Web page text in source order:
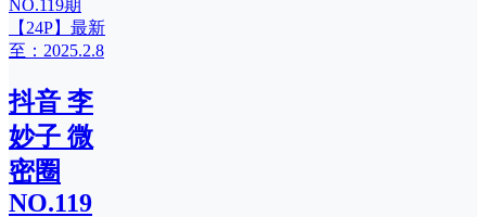
抖音 李
妙子 微
密圈
NO.119